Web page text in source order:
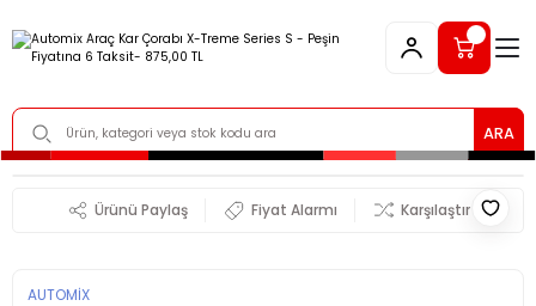
ARA
Ürünü Paylaş Fiyat Alarmı Karşılaştır
AUTOMİX